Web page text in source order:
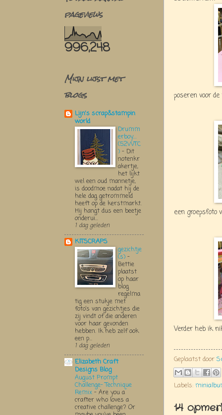
poseren voor
een groepsfoto
Verder heb ik
Geplaatst door
Labels:
14
pageviews
996,248
Mijn lijst met
blogs
Lijn's scrap&stampin
world
Drumm
erboy....
(52WTC
) - Dit
notenkr
akertje,
het lijkt
wel een oud mannetje,
is doodmoe nadat hij de
hele dag getrommeld
heeft op de kerstmarkt.
Hij hangt dus een beetje
onderui...
1 dag geleden
KITSCRAPS
gezichtje
(s) -
Bettie
plaatst
op haar
blog
regelma
tig een stukje met
foto’s van gezichtjes die
zij vindt of die anderen
voor haar gevonden
hebben. Ik heb zelf ook
een p...
1 dag geleden
Elizabeth Craft
Designs Blog
August Prompt
Challenge- Technique
Remix - Are you a
crafter who loves a
creative challenge? Or